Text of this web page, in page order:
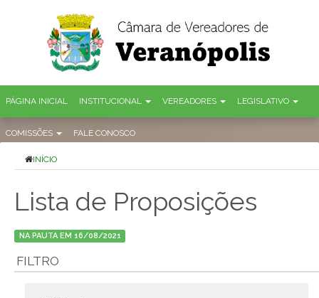
PÁGINA INICIAL INSTITUCIONAL VEREADORES LEGISLATIVO
COMISSÕES FALE CONOSCO
INÍCIO
Lista de Proposições
NA PAUTA EM 16/08/2021
FILTRO